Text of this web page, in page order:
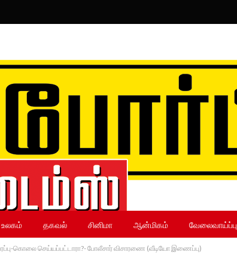
உலகம் தகவல் சினிமா ஆன்மிகம் வேலைவாய்ப்பு
கொலை செய்யப்பட்டாரா?- போலீசார் விசாரணை (வீடியோ இணைப்பு)